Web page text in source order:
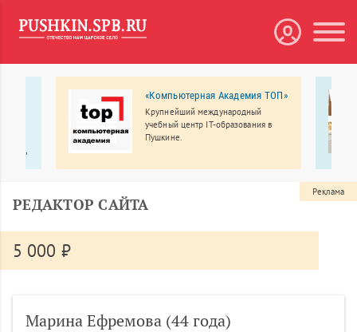
«Компьютерная Академия ТОП»
Крупнейший международный
учебный центр IT-образования в
Пушкине.
РЕДАКТОР САЙТА
5 000 ₽
Марина Ефремова (44 года)
Реклама